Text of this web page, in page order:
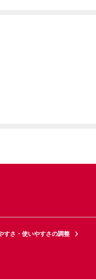
すさ・使いやすさの調整